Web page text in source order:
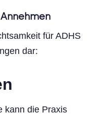
für ADHS
dar:
kann die Praxis